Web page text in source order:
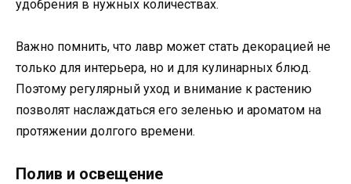
удобрения в нужных количествах.
Важно помнить, что лавр может стать декорацией не
только для интерьера, но и для кулинарных блюд.
Поэтому регулярный уход и внимание к растению
позволят наслаждаться его зеленью и ароматом на
протяжении долгого времени.
Полив и освещение